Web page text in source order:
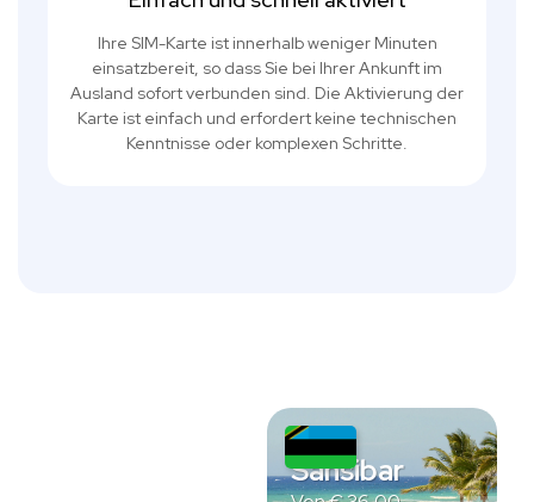
Ihre SIM-Karte ist innerhalb weniger Minuten
einsatzbereit, so dass Sie bei Ihrer Ankunft im
Ausland sofort verbunden sind. Die Aktivierung der
Karte ist einfach und erfordert keine technischen
Kenntnisse oder komplexen Schritte.
Sansibar